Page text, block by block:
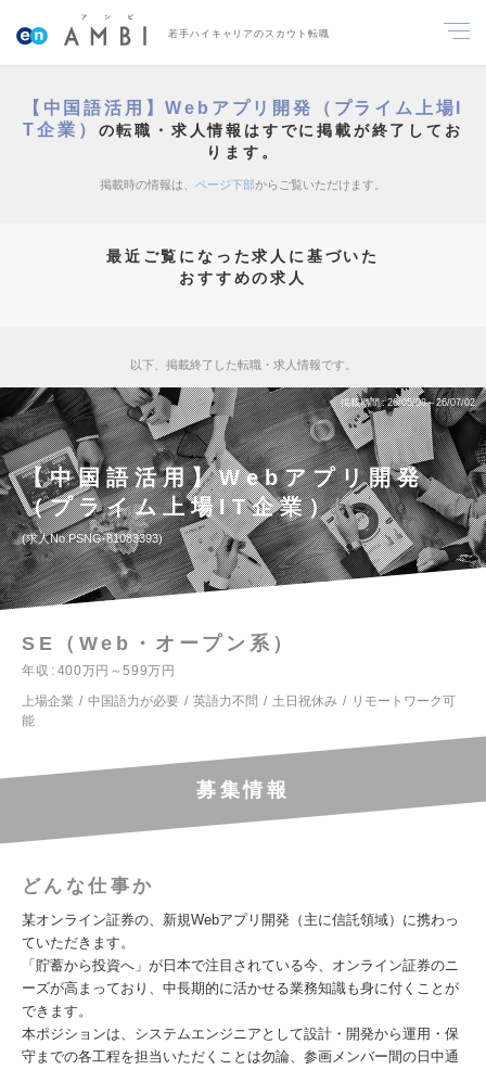
若手ハイキャリアのスカウト転職
【中国語活用】Webアプリ開発（プライム上場I
T企業） の転職・求人情報はすでに掲載が終了してお
ります。
掲載時の情報は、 ページ下部からご覧いただけます。
最近ご覧になった求人に基づいた
おすすめの求人
以下、掲載終了した転職・求人情報です。
掲載期間 26/05/08～26/07/02
【中国語活用】Webアプリ開発
（プライム上場IT企業）
求人No.PSNG-81083393
SE（Web・オープン系）
年収
400万円～599万円
上場企業
中国語力が必要 英語力不問 土日祝休み
リモートワーク可
能
募集情報
どんな仕事か
某オンライン証券の、新規Webアプリ開発（主に信託領域）に携わっ
ていただきます。
「貯蓄から投資へ」が日本で注目されている今、オンライン証券のニ
ーズが高まっており、中長期的に活かせる業務知識も身に付くことが
できます。
本ポジションは、システムエンジニアとして設計・開発から運用・保
守までの各工程を担当いただくことは勿論、参画メンバー間の日中通